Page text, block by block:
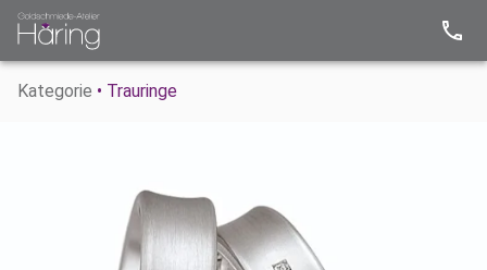
Kategorie • Trauringe